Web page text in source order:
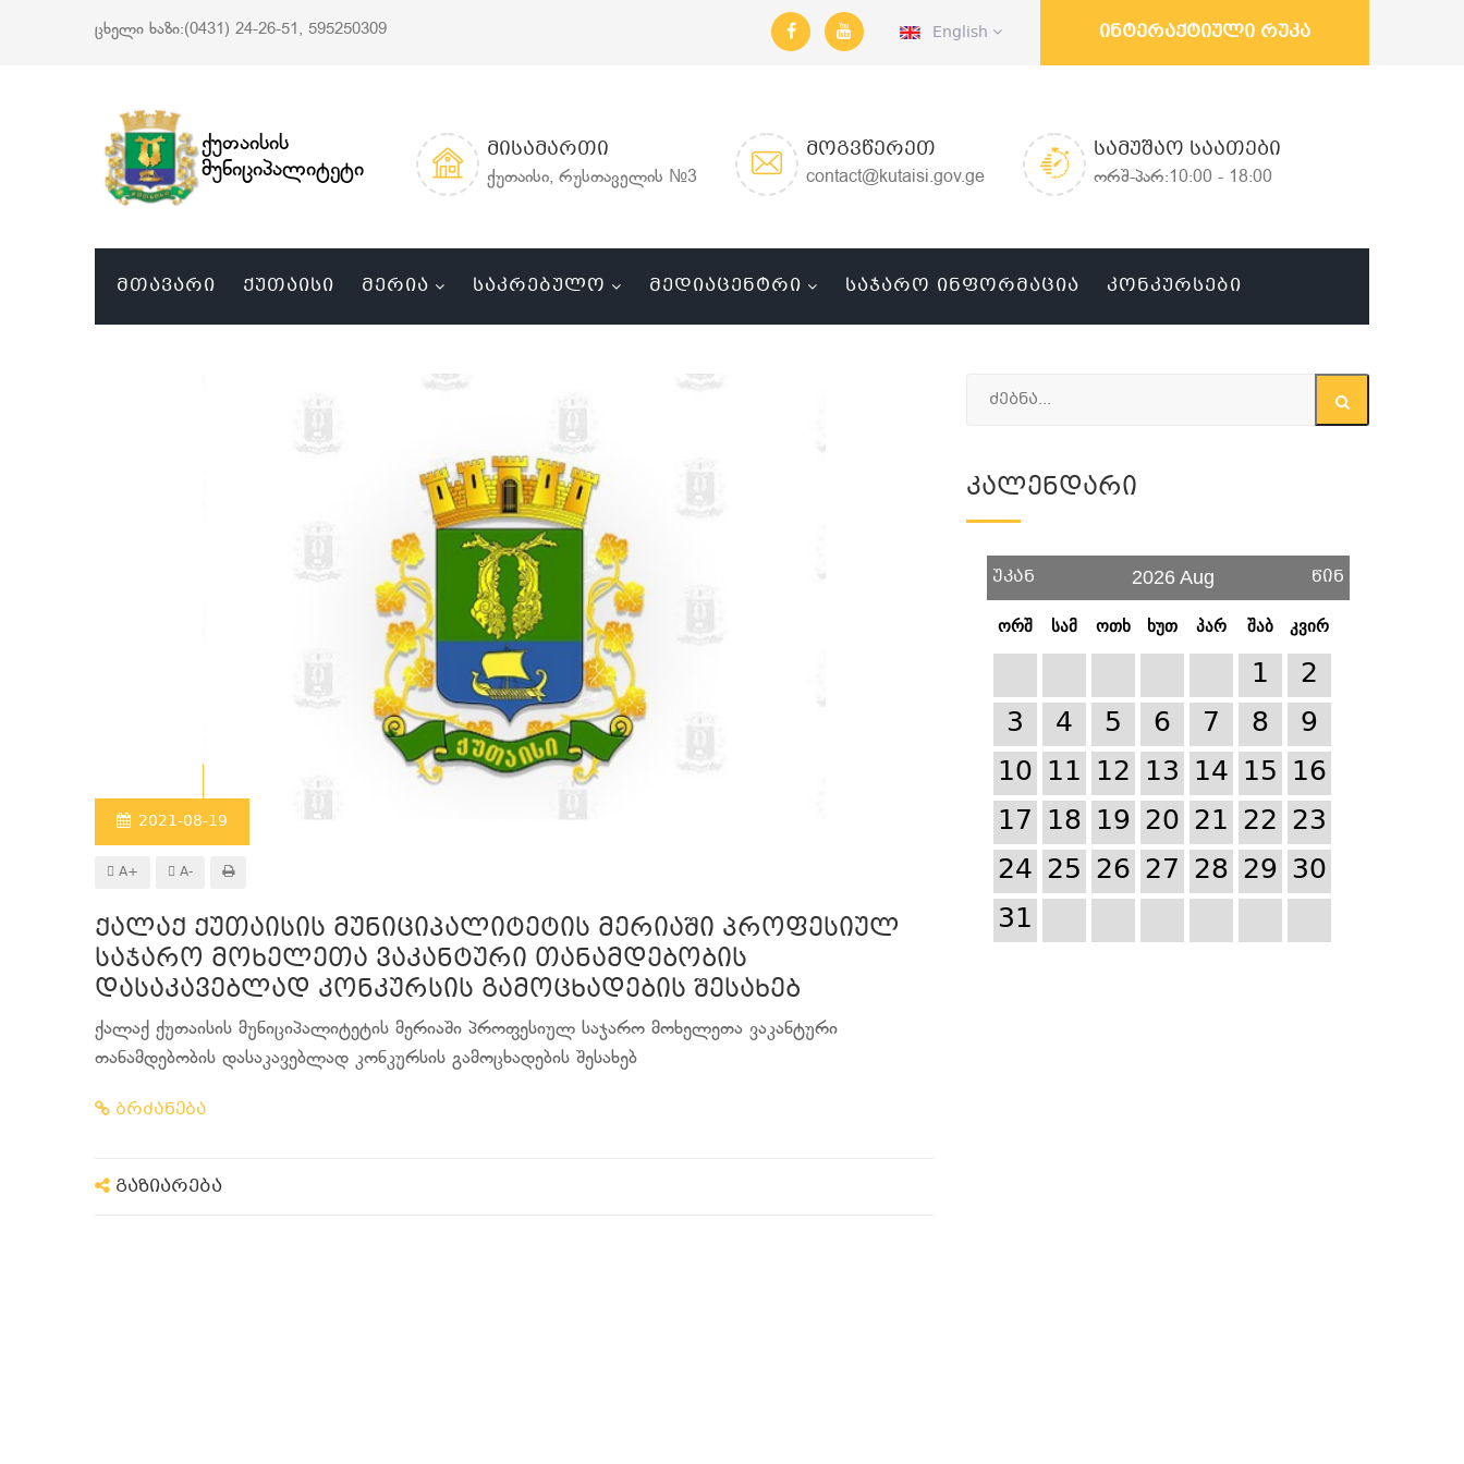
ცხელი ხაზი:(0431) 24-26-51, 595250309 English ინტერაქტიული რუკა
ქუთაისის
მუნიციპალიტეტი
ᲛᲘᲡᲐᲛᲐᲠᲗᲘ
ქუთაისი, რუსთაველის №3
ᲛᲝᲒᲕᲬᲔᲠᲔᲗ
contact@kutaisi.gov.ge
ᲡᲐᲛᲣᲨᲐᲝ ᲡᲐᲐᲗᲔᲑᲘ
ორშ-პარ:10:00 - 18:00
ᲛᲗᲐᲕᲐᲠᲘ ᲥᲣᲗᲐᲘᲡᲘ ᲛᲔᲠᲘᲐ ᲡᲐᲙᲠᲔᲑᲣᲚᲝ ᲛᲔᲓᲘᲐᲪᲔᲜᲢᲠᲘ ᲡᲐᲯᲐᲠᲝ ᲘᲜᲤᲝᲠᲛᲐᲪᲘᲐ ᲙᲝᲜᲙᲣᲠᲡᲔᲑᲘ
2021-08-19
A+ A-
ქალაქ ქუთაისის მუნიციპალიტეტის მერიაში პროფესიულ
საჯარო მოხელეთა ვაკანტური თანამდებობის
დასაკავებლად კონკურსის გამოცხადების შესახებ
ქალაქ ქუთაისის მუნიციპალიტეტის მერიაში პროფესიულ საჯარო მოხელეთა ვაკანტური
თანამდებობის დასაკავებლად კონკურსის გამოცხადების შესახებ
ბრძანება
გაზიარება
Კალენდარი
უკან 2026 Aug წინ
ორშ სამ ოთხ ხუთ პარ შაბ კვირ
1
2
3
4 5 6 7 8
9
10 11 12 13 14 15 16
17 18 19 20 21 22 23
24 25 26 27 28 29 30
31